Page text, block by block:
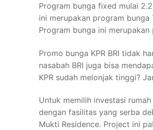
Program bunga fixed mulai
ini merupakan program
Program bunga ini
Promo bunga KPR BRI tidak
nasabah BRI juga bisa
KPR sudah melonjak tinggi?
Untuk memilih investasi
dengan fasilitas yang serba
Mukti Residence. Project ini